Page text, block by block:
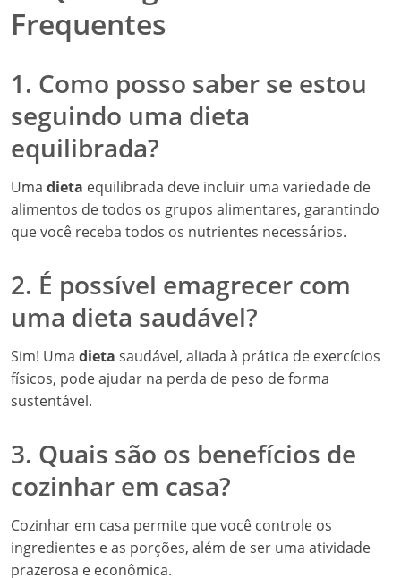
Frequentes
1. Como posso saber se estou
seguindo uma dieta
equilibrada?
Uma dieta equilibrada deve incluir uma variedade de
alimentos de todos os grupos alimentares, garantindo
que você receba todos os nutrientes necessários.
2. É possível emagrecer com
uma dieta saudável?
Sim! Uma dieta saudável, aliada à prática de exercícios
físicos, pode ajudar na perda de peso de forma
sustentável.
3. Quais são os benefícios de
cozinhar em casa?
Cozinhar em casa permite que você controle os
ingredientes e as porções, além de ser uma atividade
prazerosa e econômica.